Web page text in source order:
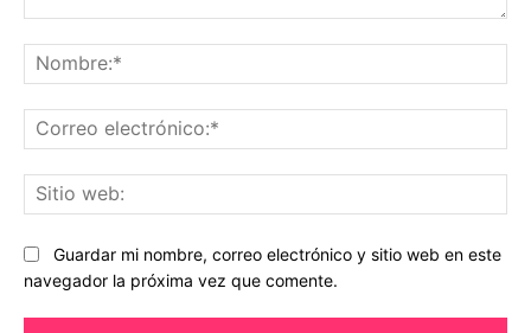
Guardar mi nombre, correo electrónico y sitio web en este
navegador la próxima vez que comente.